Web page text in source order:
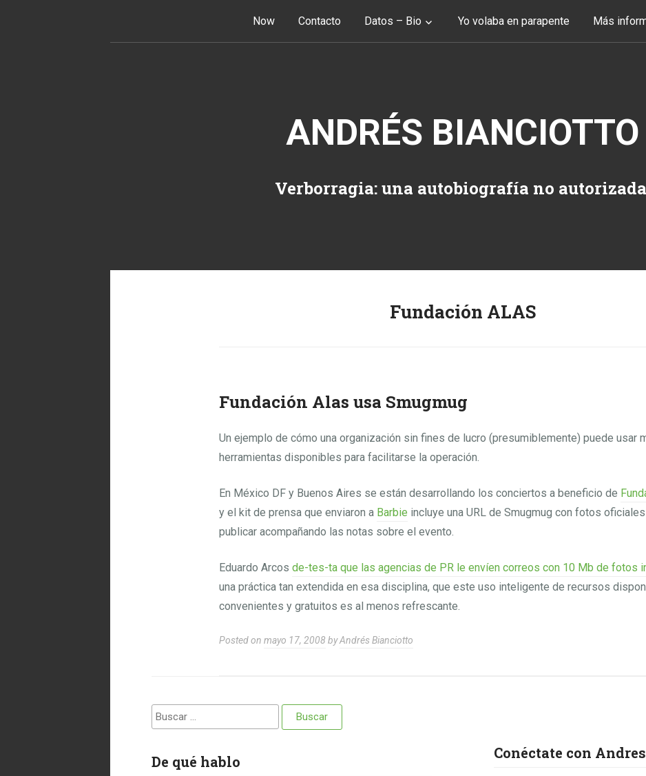
Now Contacto Datos – Bio Yo volaba en parapente Más
ANDRÉS BIANCIOTTO
Verborragia: una autobiografía no
Fundación ALAS
Fundación Alas usa Smugmug
Un ejemplo de cómo una organización sin fines de lucro (presumiblemente) puede usar
herramientas disponibles para facilitarse la operación.
En México DF y Buenos Aires se están desarrollando los conciertos a beneficio de
y el kit de prensa que enviaron a Barbie incluye una URL de Smugmug con fotos
publicar acompañando las notas sobre el evento.
Eduardo Arcos de-tes-ta que las agencias de PR le envíen correos con 10 Mb de fotos
una práctica tan extendida en esa disciplina, que este uso inteligente de recursos
convenientes y gratuitos es al menos refrescante.
Posted on mayo 17, 2008 byAndrés Bianciotto
Buscar:
De qué hablo Conéctate con